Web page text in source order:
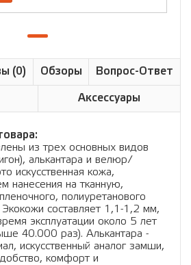
(0) Обзоры Вопрос-Ответ
Аксессуары
из трех основных видов
алькантара и велюр/
искусственная кожа,
нанесения на тканную,
полиуретанового
составляет 1,1-1,2 мм,
эксплуатации около 5 лет
40.000 раз). Алькантара -
искусственный аналог замши,
комфорт и